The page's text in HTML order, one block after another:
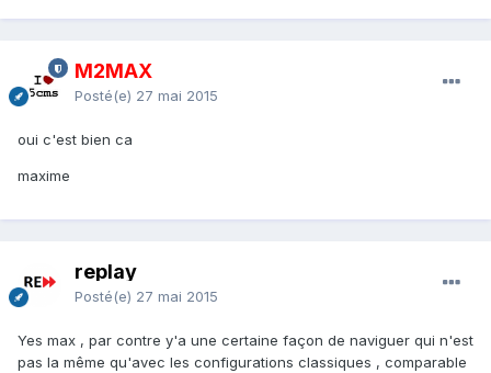
M2MAX
Posté(e) 27 mai 2015
oui c'est bien ca
maxime
replay
Posté(e) 27 mai 2015
Yes max , par contre y'a une certaine façon de naviguer qui n'est
pas la même qu'avec les configurations classiques , comparable